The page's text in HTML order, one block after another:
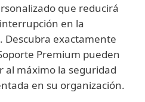
que reducirá
en la
exactamente
Premium pueden
al máximo la seguridad
en su organización.